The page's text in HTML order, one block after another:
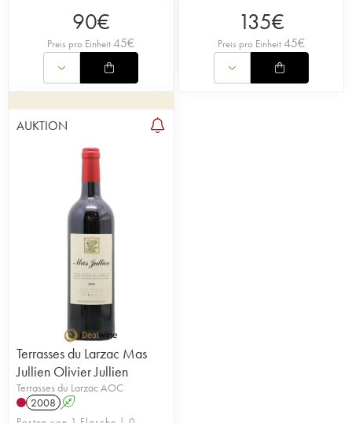
90€
Preis pro Einheit45€
135€
Preis pro Einheit45€
AUKTION
Terrasses du Larzac Mas
Jullien Olivier Jullien
Terrasses du Larzac AOC
2008 A